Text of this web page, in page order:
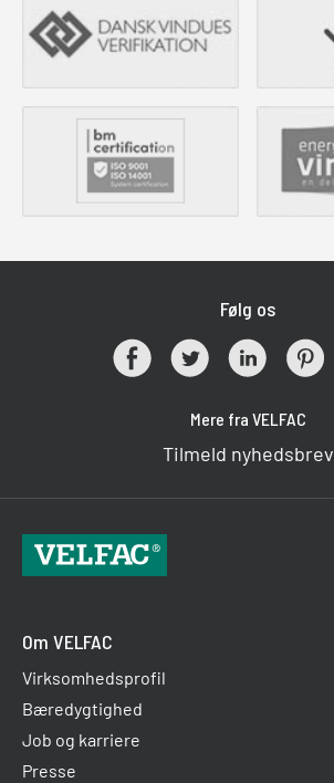
Følg os
Mere fra VELFAC
Tilmeld nyhedsbrev
Om VELFAC
Virksomhedsprofil
Bæredygtighed
Job og karriere
Presse